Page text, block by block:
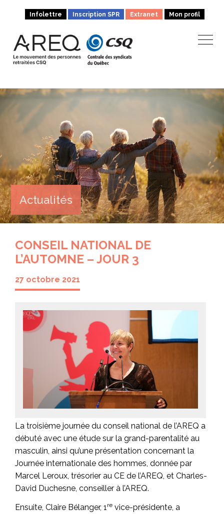
Infolettre Inscription SPR Extranet Mon profil
Actualités
CONSEIL NATIONAL DE
L’AUTOMNE – JOUR 3
27 octobre 2021
La troisième journée du conseil national de l’AREQ a
débuté avec une étude sur la grand-parentalité au
masculin, ainsi qu’une présentation concernant la
Journée internationale des hommes, donnée par
Marcel Leroux, trésorier au CE de l’AREQ, et Charles-
David Duchesne, conseiller à l’AREQ.
Ensuite, Claire Bélanger, 1 re vice-présidente, a